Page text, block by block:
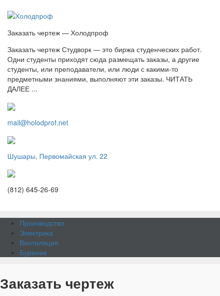
Заказать чертеж — Холодпроф
Заказать чертеж Студворк — это биржа студенческих работ.
Одни студенты приходят сюда размещать заказы, а другие
студенты, или преподаватели, или люди с какими-то
предметными знаниями, выполняют эти заказы. ЧИТАТЬ
ДАЛЕЕ ...
mail@holodprof.net
Шушары, Первомайская ул. 22
(812) 645-26-69
Производство
Электрика
Вентиляция
Бурение
Заказать чертеж